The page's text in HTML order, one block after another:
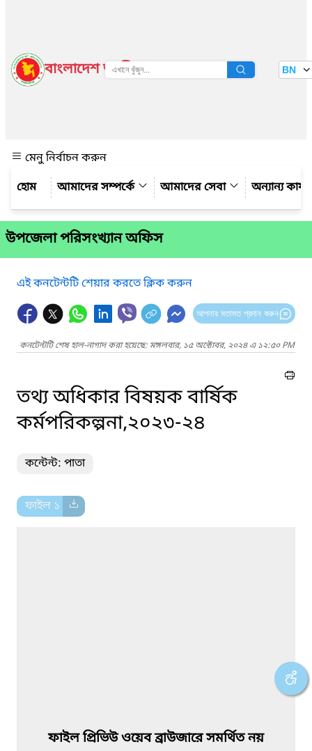
বাংলাদেশ জাতীয় তথ্য বাতায়ন BN
মেনু নির্বাচন করুন
আমাদের সম্পর্কে
আমাদের সেবা অন্যান্য
উপজেলা পরিসংখ্যান অফিস
এই কনটেন্টটি শেয়ার করতে ক্লিক করুন
আপনার মতামত প্রদান করুন
কনটেন্টটি শেষ হাল-নাগাদ করা হয়েছে: মঙ্গলবার, ১৫ অক্টোবর, ২০২৪ এ ১২:৫০ PM
তথ্য অধিকার বিষয়ক বার্ষিক
কর্মপরিকল্পনা,২০২৩-২৪
কন্টেন্ট: পাতা
ফাইল ১
ফাইল প্রিভিউ ওয়েব ব্রাউজারে সমর্থিত নয়